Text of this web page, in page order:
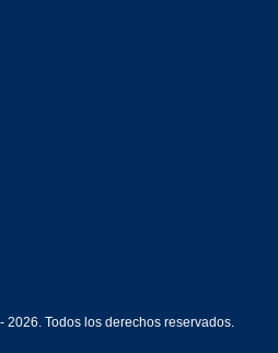
Todos los derechos reservados.